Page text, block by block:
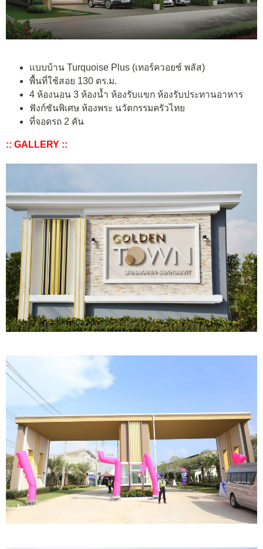
แบบบ้าน Turquoise Plus (เทอร์ควอยซ์ พลัส)
พื้นที่ใช้สอย 130 ตร.ม.
4 ห้องนอน 3 ห้องน้ำ ห้องรับแขก ห้องรับประทานอาหาร
ฟังก์ชันพิเศษ ห้องพระ นวัตกรรมครัวไทย
ที่จอดรถ 2 คัน
:: GALLERY ::